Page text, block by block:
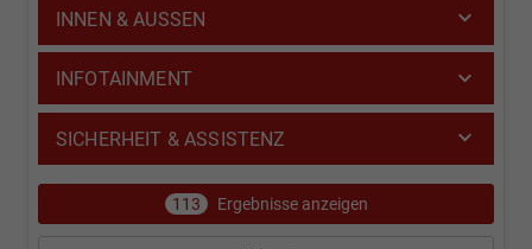
INNEN & AUSSEN
INFOTAINMENT
SICHERHEIT & ASSISTENZ
113 Ergebnisse anzeigen